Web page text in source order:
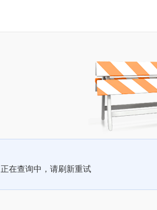
正在查询中，请刷新重试